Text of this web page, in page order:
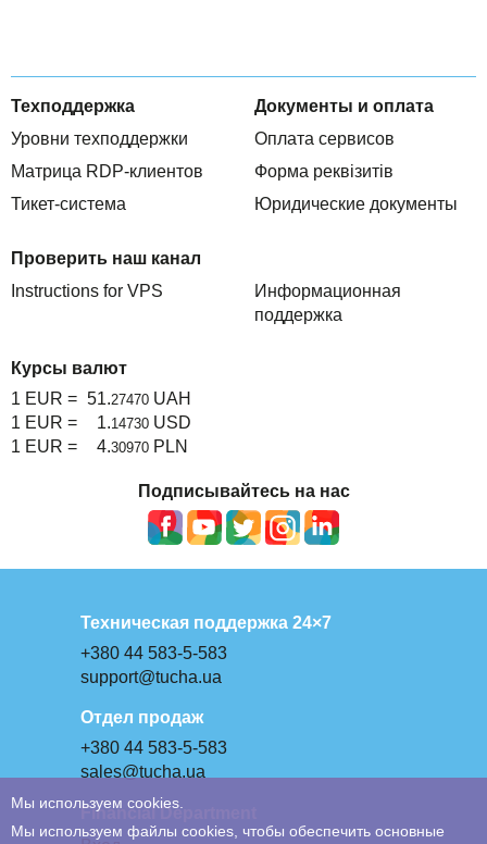
Техподдержка
Уровни техподдержки
Матрица RDP-клиентов
Тикет-система
Документы и оплата
Оплата сервисов
Форма реквізитів
Юридические документы
Проверить наш канал
Instructions for VPS
Информационная
поддержка
Курсы валют
1 EUR = 51.27470 UAH
1 EUR =
1.14730 USD
1 EUR =
4.30970 PLN
Подписывайтесь на нас
Техническая поддержка 24×7
+380 44 583-5-583
support@tucha.ua
Отдел продаж
+380 44 583-5-583
sales@tucha.ua
Financial Department
Мы используем cookies.
Мы используем файлы cookies, чтобы обеспечить основные